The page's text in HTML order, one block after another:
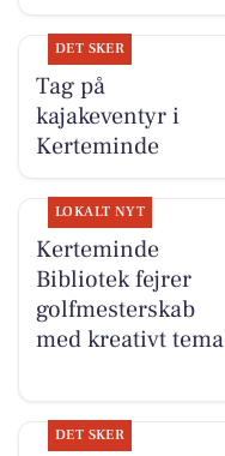
DET SKER
Tag på
kajakeventyr i
Kerteminde
LOKALT NYT
Kerteminde
Bibliotek fejrer
golfmesterskab
med kreativt tema
DET SKER